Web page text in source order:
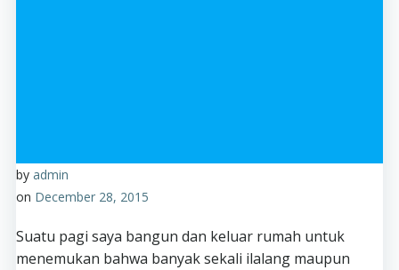
by admin
on December 28, 2015
Suatu pagi saya bangun dan keluar rumah untuk
menemukan bahwa banyak sekali ilalang maupun